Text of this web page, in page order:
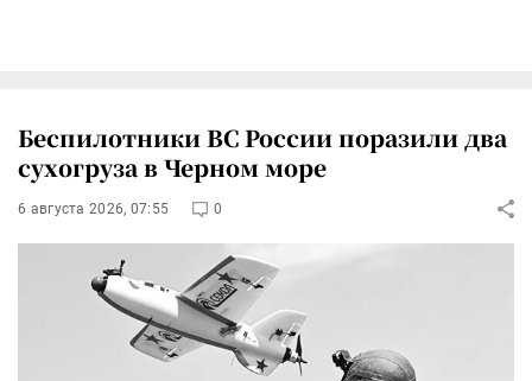
Беспилотники ВС России поразили два
сухогруза в Черном море
6 августа 2026, 07:55 0